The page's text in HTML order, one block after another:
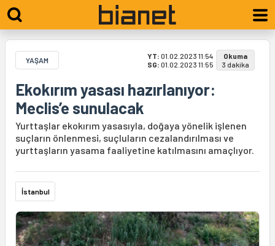
YAŞAM YT: 01.02.2023 11:54
SG: 01.02.2023 11:55
Okuma
3 dakika
Ekokırım yasası hazırlanıyor:
Meclis’e sunulacak
Yurttaşlar ekokırım yasasıyla, doğaya yönelik işlenen
suçların önlenmesi, suçluların cezalandırılması ve
yurttaşların yasama faaliyetine katılmasını amaçlıyor.
İstanbul